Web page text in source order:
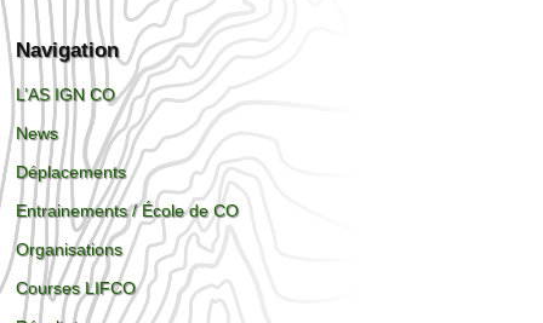
Navigation
L’AS IGN CO
News
Déplacements
Entrainements / École de CO
Organisations
Courses LIFCO